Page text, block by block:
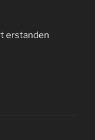
erstanden